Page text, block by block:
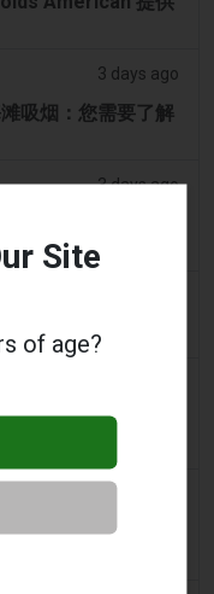
3 days ago
吸烟：您需要了解
3 days ago
维持 100% 的税率
税
场崛起，而电子烟
元后，政府正考虑
Site
of age?